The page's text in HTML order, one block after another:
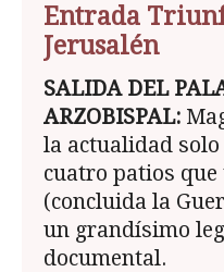
Entrada
Jerusalén
SALIDA DEL
ARZOBISPAL:
la actualidad
cuatro patios
(concluida la
un grandísimo
documental.